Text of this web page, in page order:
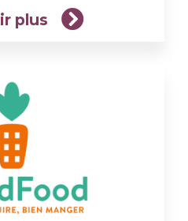
plus